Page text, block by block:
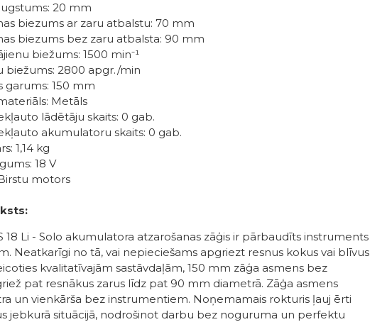
20 mm
biezums ar zaru atbalstu: 70 mm
biezums bez zaru atbalsta: 90 mm
biežums: 1500 min⁻¹
biežums: 2800 apgr./min
garums: 150 mm
Metāls
lādētāju skaits: 0 gab.
akumulatoru skaits: 0 gab.
1,14 kg
18 V
motors
18 Li - Solo akumulatora atzarošanas zāģis ir pārbaudīts instruments
Neatkarīgi no tā, vai nepieciešams apgriezt resnus kokus vai blīvus
kvalitatīvajām sastāvdaļām, 150 mm zāģa asmens bez
pat resnākus zarus līdz pat 90 mm diametrā. Zāģa asmens
un vienkārša bez instrumentiem. Noņemamais rokturis ļauj ērti
jebkurā situācijā, nodrošinot darbu bez noguruma un perfektu